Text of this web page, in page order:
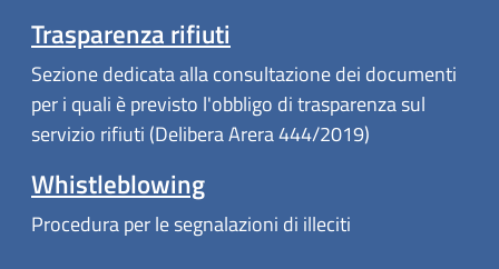
Trasparenza rifiuti
Sezione dedicata alla consultazione dei documenti
per i quali è previsto l'obbligo di trasparenza sul
servizio rifiuti (Delibera Arera 444/2019)
Whistleblowing
Procedura per le segnalazioni di illeciti